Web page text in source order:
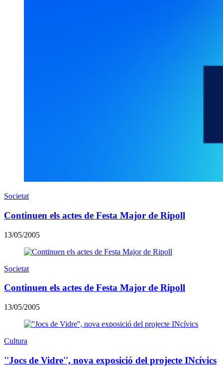
Societat
Continuen els actes de Festa Major de Ripoll
13/05/2005
Societat
Continuen els actes de Festa Major de Ripoll
13/05/2005
Cultura
''Jocs de Vidre'', nova exposició del projecte INcívics